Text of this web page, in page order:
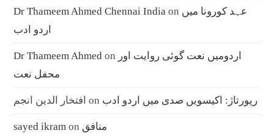
Dr Thameem Ahmed Chennai India on عہد کورونا میں
اردو ادب
Dr Thameem Ahmed on اردومیں نعت گوئی روایت اور
محفل نعت
افتخار الدین انجم on رپورتاژ: اکیسویں صدی میں اردو ادب
sayed ikram on منافق